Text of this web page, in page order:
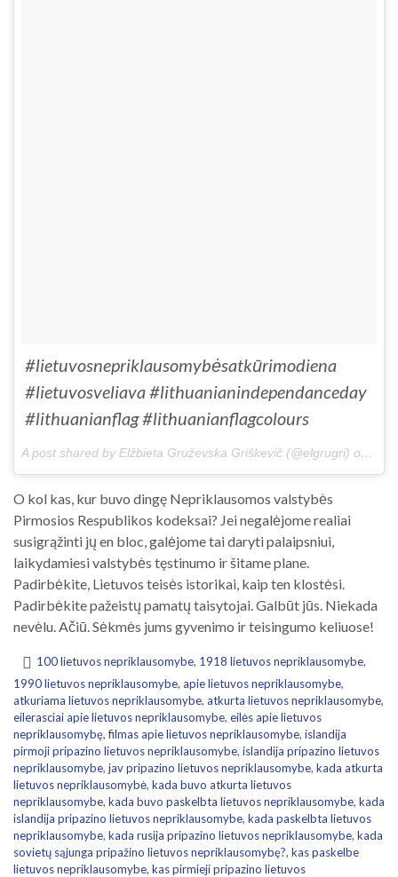
#lietuvosnepriklausomybėsatkūrimodiena
#lietuvosveliava #lithuanianindependanceday
#lithuanianflag #lithuanianflagcolours
A post shared by Elžbieta Gruževska Griškevič (@elgrugri) on
O kol kas, kur buvo dingę Nepriklausomos valstybės
Pirmosios Respublikos kodeksai? Jei negalėjome realiai
susigrąžinti jų en bloc, galėjome tai daryti palaipsniui,
laikydamiesi valstybės tęstinumo ir šitame plane.
Padirbėkite, Lietuvos teisės istorikai, kaip ten klostėsi.
Padirbėkite pažeistų pamatų taisytojai. Galbūt jūs. Niekada
nevėlu. Ačiū. Sėkmės jums gyvenimo ir teisingumo keliuose!
100 lietuvos nepriklausomybe, 1918 lietuvos nepriklausomybe,
1990 lietuvos nepriklausomybe, apie lietuvos nepriklausomybe,
atkuriama lietuvos nepriklausomybe, atkurta lietuvos nepriklausomybe,
eilerasciai apie lietuvos nepriklausomybe, eilės apie lietuvos
nepriklausomybę,filmas apie lietuvos nepriklausomybe, islandija
pirmoji pripazino lietuvos nepriklausomybe, islandija pripazino lietuvos
nepriklausomybe, jav pripazino lietuvos nepriklausomybe, kada atkurta
lietuvos nepriklausomybė, kada buvo atkurta lietuvos
nepriklausomybe, kada buvo paskelbta lietuvos nepriklausomybe, kada
islandija pripazino lietuvos nepriklausomybe, kada paskelbta lietuvos
nepriklausomybe, kada rusija pripazino lietuvos nepriklausomybe, kada
sovietų sąjunga pripažino lietuvos nepriklausomybę?, kas paskelbe
lietuvos nepriklausomybe, kas pirmieji pripazino lietuvos